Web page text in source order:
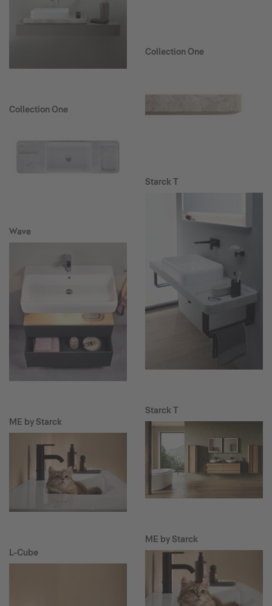
Collection One
Wave
ME by Starck
L-Cube
Collection One
Starck T
Starck T
ME by Starck